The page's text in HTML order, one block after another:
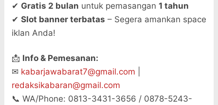
✔ Gratis 2 bulan untuk pemasangan 1 tahun
✔ Slot banner terbatas – Segera amankan space
iklan Anda!
📩 Info & Pemesanan:
✉ kabarjawabarat7@gmail.com
redaksikabaran@gmail.com
📞 WA/Phone: 0813-3431-3656 / 0878-5243-